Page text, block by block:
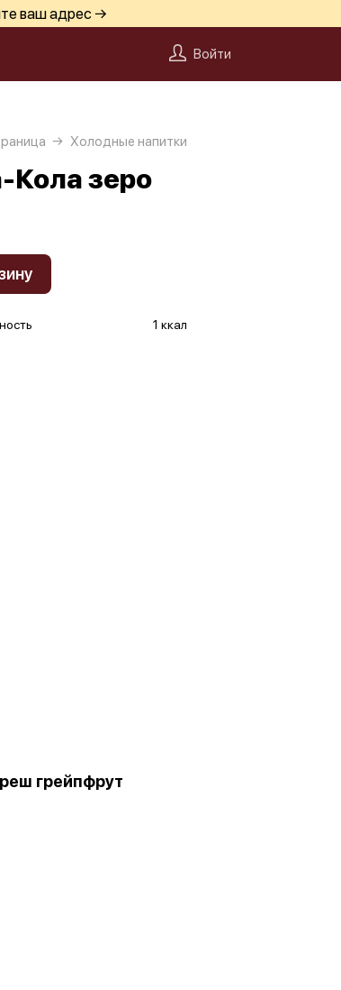
ваш адрес →
Войти
Холодные напитки
Кола зеро
1 ккал
грейпфрут